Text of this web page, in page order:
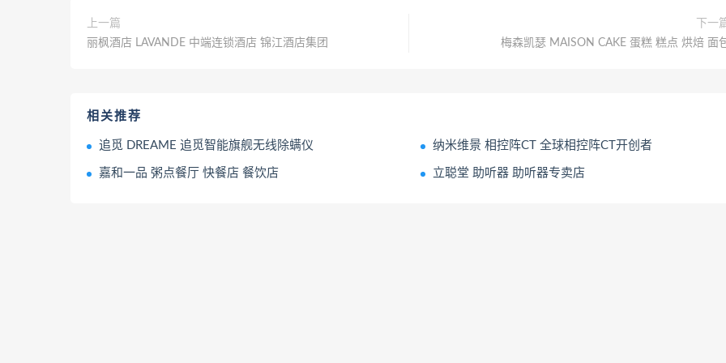
上一篇
丽枫酒店 LAVANDE 中端连锁酒店 锦江酒店集团
下一
梅森凯瑟 MAISON CAKE 蛋糕 糕点 烘焙 面
相关推荐
追觅 DREAME 追觅智能旗舰无线除螨仪 纳米维景 相控阵CT 全球相控阵CT开创者
嘉和一品 粥点餐厅 快餐店 餐饮店 立聪堂 助听器 助听器专卖店